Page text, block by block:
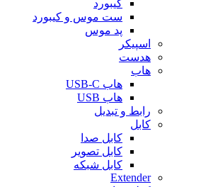
کیبورد
ست موس و کیبورد
پد موس
اسپیکر
هدست
هاب
هاب USB-C
هاب USB
رابط و تبدیل
کابل
کابل صدا
کابل تصویر
کابل شبکه
Extender